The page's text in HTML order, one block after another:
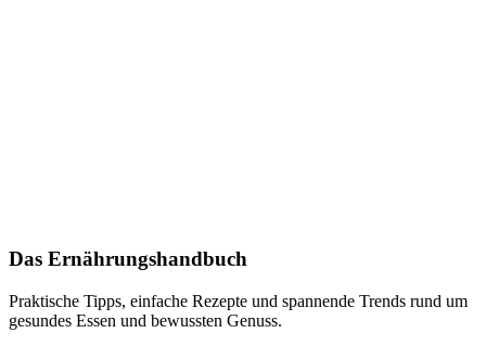
Das Ernährungshandbuch
Praktische Tipps, einfache Rezepte und spannende Trends rund um
gesundes Essen und bewussten Genuss.